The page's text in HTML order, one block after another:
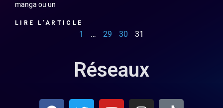
manga ou un
LIRE L'ARTICLE
1 … 29 30 31
Réseaux